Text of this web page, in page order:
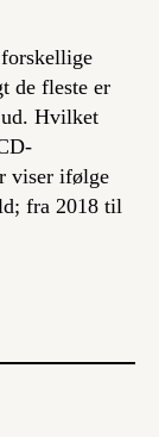
de fleste er
Hvilket
viser ifølge
fra 2018 til